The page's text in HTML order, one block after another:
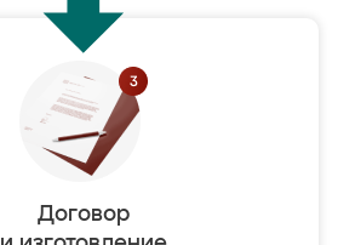
Договор